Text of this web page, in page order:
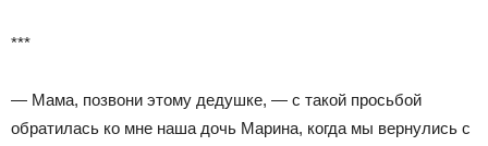
***
— Мама, позвони этому дедушке, — с такой просьбой
обратилась ко мне наша дочь Марина, когда мы вернулись с